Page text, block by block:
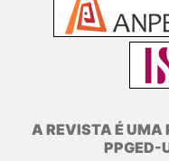
A REVISTA É UMA
PPGED-